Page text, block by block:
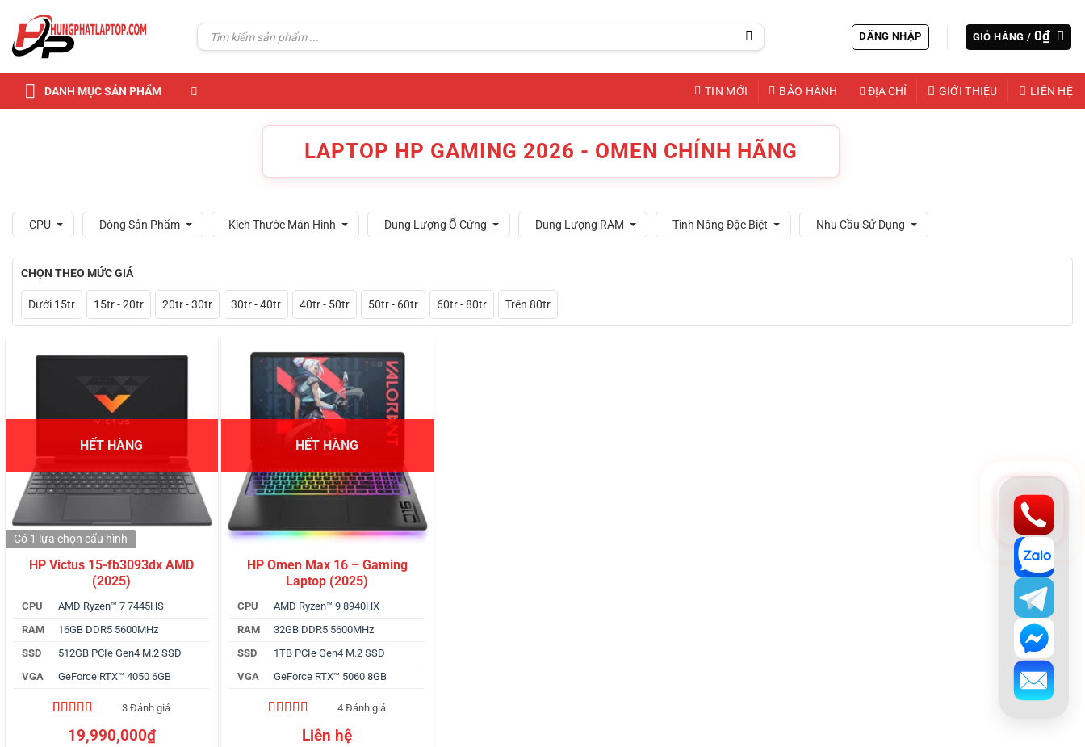
content
Tìm
kiếm:
ĐĂNG NHẬP GIỎ HÀNG / 0₫
DANH MỤC SẢN PHẨM TIN MỚI BẢO HÀNH ĐỊA CHỈ GIỚI THIỆU LIÊN HỆ
LAPTOP HP GAMING 2026 - OMEN CHÍNH HÃNG
CPU Dòng Sản Phẩm Kích Thước Màn Hình Dung Lượng Ổ Cứng Dung Lượng RAM Tính Năng Đặc Biệt Nhu Cầu Sử Dụng
CHỌN THEO MỨC GIÁ
Dưới 15tr 15tr - 20tr 20tr - 30tr 30tr - 40tr 40tr - 50tr 50tr - 60tr 60tr - 80tr Trên 80tr
HẾT HÀNG
HP Victus 15-fb3093dx AMD
(2025)
CPU
AMD Ryzen™ 7 7445HS
RAM
16GB DDR5 5600MHz
SSD
512GB PCIe Gen4 M.2 SSD
VGA
GeForce RTX™ 4050 6GB
4.67 trên 5
dựa trên
3 Đánh giá
19,990,000₫
Có 1 lựa chọn cấu hình
HẾT HÀNG
HP Omen Max 16 – Gaming
Laptop (2025)
CPU
AMD Ryzen™ 9 8940HX
RAM
32GB DDR5 5600MHz
SSD
1TB PCIe Gen4 M.2 SSD
VGA
GeForce RTX™ 5060 8GB
trên 5
dựa trên
4 Đánh giá
Liên hệ